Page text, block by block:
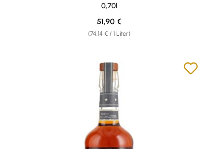
0,70l
(74,14 € / 1 Liter)
Regulärer Preis:
51,90 €